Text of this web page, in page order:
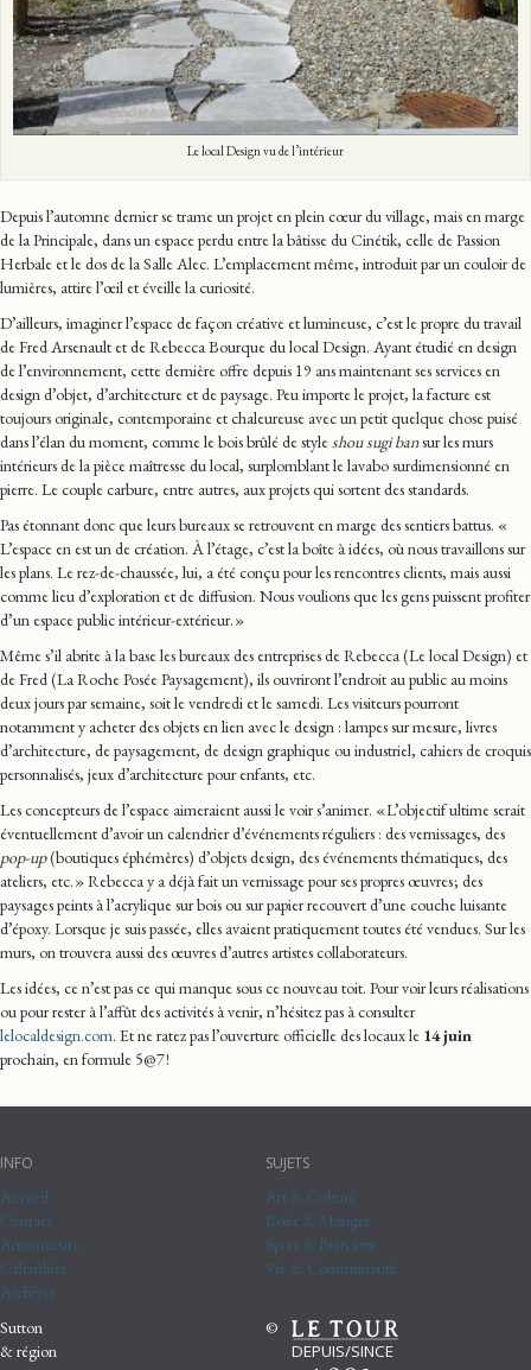
Le local Design vu de l’intérieur
Depuis l’automne dernier se trame un projet en plein cœur du village, mais en marge
de la Principale, dans un espace perdu entre la bâtisse du Cinétik, celle de Passion
Herbale et le dos de la Salle Alec. L’emplacement même, introduit par un couloir de
lumières, attire l’œil et éveille la curiosité.
D’ailleurs, imaginer l’espace de façon créative et lumineuse, c’est le propre du travail
de Fred Arsenault et de Rebecca Bourque du local Design. Ayant étudié en design
de l’environnement, cette dernière offre depuis 19 ans maintenant ses services en
design d’objet, d’architecture et de paysage. Peu importe le projet, la facture est
toujours originale, contemporaine et chaleureuse avec un petit quelque chose puisé
dans l’élan du moment, comme le bois brûlé de styleshou sugi bansur les murs
intérieurs de la pièce maîtresse du local, surplomblant le lavabo surdimensionné en
pierre. Le couple carbure, entre autres, aux projets qui sortent des standards.
Pas étonnant donc que leurs bureaux se retrouvent en marge des sentiers battus. «
L’espace en est un de création. À l’étage, c’est la boîte à idées, où nous travaillons sur
les plans. Le rez-de-chaussée, lui, a été conçu pour les rencontres clients, mais aussi
comme lieu d’exploration et de diffusion. Nous voulions que les gens puissent profiter
d’un espace public intérieur-extérieur. »
Même s’il abrite à la base les bureaux des entreprises de Rebecca (Le local Design) et
de Fred (La Roche Posée Paysagement), ils ouvriront l’endroit au public au moins
deux jours par semaine, soit le vendredi et le samedi. Les visiteurs pourront
notamment y acheter des objets en lien avec le design : lampes sur mesure, livres
d’architecture, de paysagement, de design graphique ou industriel, cahiers de croquis
personnalisés, jeux d’architecture pour enfants, etc.
Les concepteurs de l’espace aimeraient aussi le voir s’animer. « L’objectif ultime serait
éventuellement d’avoir un calendrier d’événements réguliers : des vernissages, des
pop-up(boutiques éphémères) d’objets design, des événements thématiques, des
ateliers, etc. » Rebecca y a déjà fait un vernissage pour ses propres œuvres ; des
paysages peints à l’acrylique sur bois ou sur papier recouvert d’une couche luisante
d’époxy. Lorsque je suis passée, elles avaient pratiquement toutes été vendues. Sur les
murs, on trouvera aussi des œuvres d’autres artistes collaborateurs.
Les idées, ce n’est pas ce qui manque sous ce nouveau toit. Pour voir leurs réalisations
ou pour rester à l’affût des activités à venir, n’hésitez pas à consulter
lelocaldesign.com. Et ne ratez pas l’ouverture officielle des locaux le 14 juin
prochain, en formule 5@7 !
INFO
Accueil
Contact
Annonceurs
Calendrier
Archives
SUJETS
Art & Culture
Boire & Manger
Sport & Bien-être
Vie & Communauté
Sutton
& région
©
DEPUIS/SINCE